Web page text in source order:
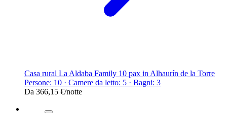
Casa rural La Aldaba Family 10 pax in Alhaurín de la Torre
Persone: 10 · Camere da letto: 5 · Bagni: 3
Da 366,15 €/notte